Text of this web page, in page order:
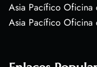
Asia Pacífico Oficina
Asia Pacífico Oficina